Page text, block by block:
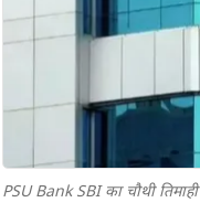
PSU Bank SBI का चौथी